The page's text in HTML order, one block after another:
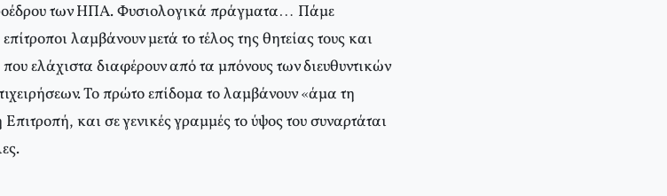
των ΗΠΑ. Φυσιολογικά πράγματα… Πάμε
λαμβάνουν μετά το τέλος της θητείας τους και
ελάχιστα διαφέρουν από τα μπόνους των διευθυντικών
Το πρώτο επίδομα το λαμβάνουν «άμα τη
και σε γενικές γραμμές το ύψος του συναρτάται